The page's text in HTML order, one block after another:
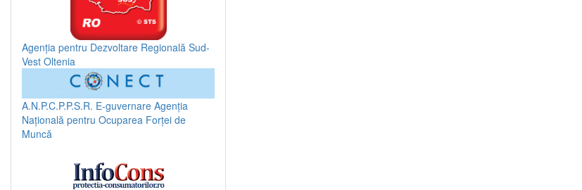
Agenția pentru Dezvoltare Regională Sud-
Vest Oltenia
A.N.P.C.P.P.S.R. E-guvernare Agenția
Națională pentru Ocuparea Forței de
Muncă